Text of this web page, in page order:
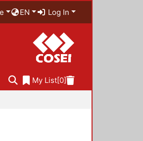
EN Log In
My List[0]